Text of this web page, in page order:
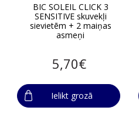
BIC SOLEIL CLICK 3
SENSITIVE skuvekļi
sievietēm + 2 maiņas
asmeņi
5,70€
Ielikt grozā